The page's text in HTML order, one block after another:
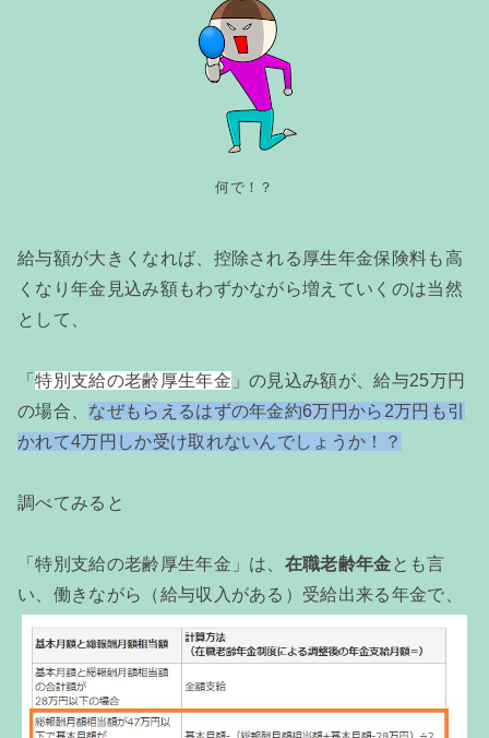
何で！？
給与額が大きくなれば、控除される厚生年金保険料も高
くなり年金見込み額もわずかながら増えていくのは当然
として、
「特別支給の老齢厚生年金 」の見込み額が、給与25万円
の場合、 なぜもらえるはずの年金約6万円から2万円も引
かれて4万円しか受け取れないんでしょうか！？
調べてみると
「特別支給の老齢厚生年金」は、 在職老齢年金 とも言
い、働きながら（給与収入がある）受給出来る年金で、